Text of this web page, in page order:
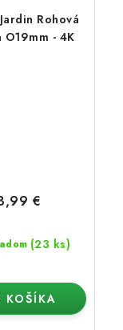
Rohová
- 4K
(23 ks)
€
KOŠÍKA